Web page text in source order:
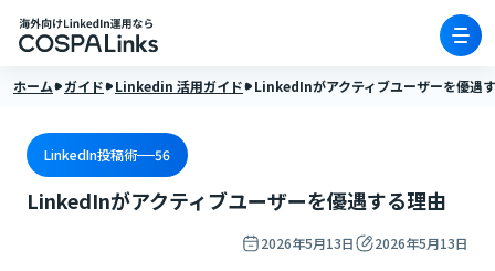
ホーム ガイド Linkedin 活用ガイド LinkedInがアクティブユーザーを優遇
LinkedIn投稿術 56
LinkedInがアクティブユーザーを優遇する理由
2026年5月13日 2026年5月13日